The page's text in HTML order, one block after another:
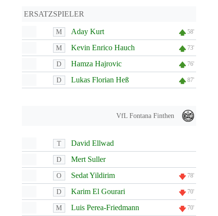
ERSATZSPIELER
M Aday Kurt 58'
M Kevin Enrico Hauch 73'
D Hamza Hajrovic 76'
D Lukas Florian Heß 87'
VfL Fontana Finthen
T David Ellwad
D Mert Suller
O Sedat Yildirim 78'
D Karim El Gourari 70'
M Luis Perea-Friedmann 70'